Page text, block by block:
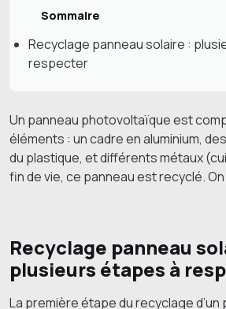
Sommaire
Recyclage panneau solaire :
respecter
Un panneau photovoltaïque est
éléments : un cadre en aluminium,
du plastique, et différents métaux
fin de vie, ce panneau est recyclé.
Recyclage panneau
plusieurs étapes à
La première étape du recyclage